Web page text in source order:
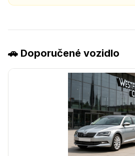
🚗 Doporučené vozidlo